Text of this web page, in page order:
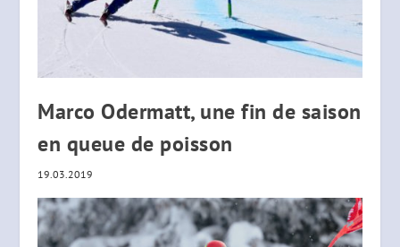
Marco Odermatt, une fin de saison
en queue de poisson
19.03.2019